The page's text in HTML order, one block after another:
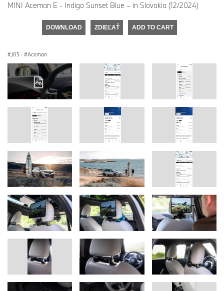
MINI Aceman E - Indigo Sunset Blue – in Slovakia (12/2024)
DOWNLOAD ZDIEĽAŤ ADD TO CART
J05 · Aceman